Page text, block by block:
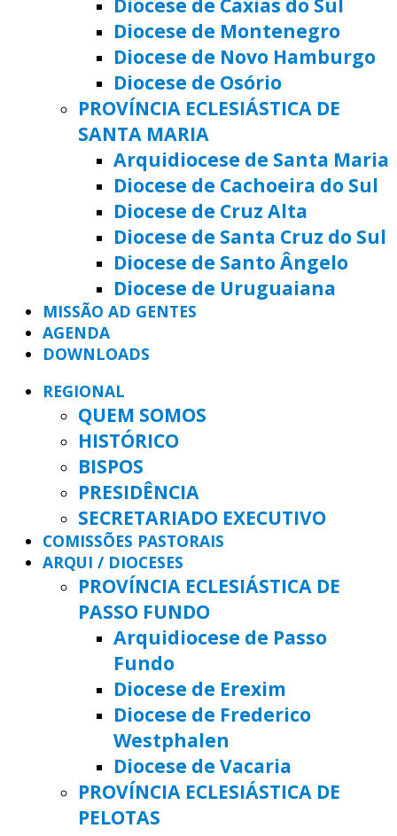
Diocese de Caxias do Sul
Diocese de Montenegro
Diocese de Novo Hamburgo
Diocese de Osório
PROVÍNCIA ECLESIÁSTICA DE
SANTA MARIA
Arquidiocese de Santa Maria
Diocese de Cachoeira do Sul
Diocese de Cruz Alta
Diocese de Santa Cruz do Sul
Diocese de Santo Ângelo
Diocese de Uruguaiana
MISSÃO AD GENTES
AGENDA
DOWNLOADS
REGIONAL
QUEM SOMOS
HISTÓRICO
BISPOS
PRESIDÊNCIA
SECRETARIADO EXECUTIVO
COMISSÕES PASTORAIS
ARQUI / DIOCESES
PROVÍNCIA ECLESIÁSTICA DE
PASSO FUNDO
Arquidiocese de Passo
Fundo
Diocese de Erexim
Diocese de Frederico
Westphalen
Diocese de Vacaria
PROVÍNCIA ECLESIÁSTICA DE
PELOTAS